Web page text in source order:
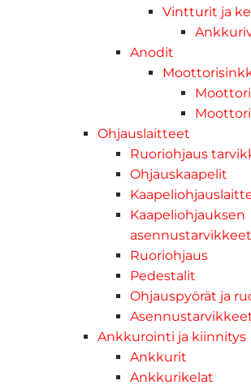
Vintturit ja
Anodit
Ohjauslaitteet
Ruoriohjaus
Ohjauskaapelit
Kaapeliohjauksen
asennustarvikkeet
Ruoriohjaus
Pedestalit
Ohjauspyörät ja
Ankkurointi ja kiinnitys
Ankkurit
Ankkurikelat